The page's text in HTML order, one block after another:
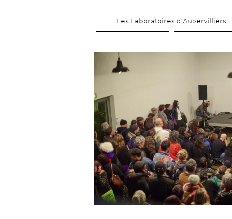
Les Laboratoires d’Aubervilliers